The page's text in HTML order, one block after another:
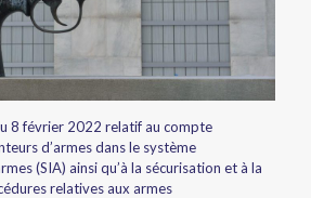
8 février 2022 relatif au compte
d’armes dans le système
(SIA) ainsi qu’à la sécurisation et à la
relatives aux armes